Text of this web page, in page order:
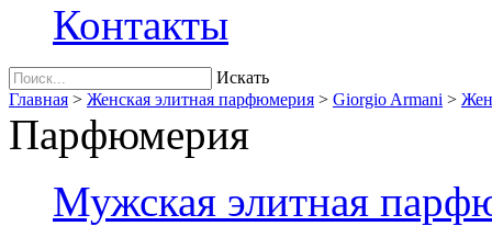
Контакты
Искать
Главная > Женская элитная парфюмерия > Giorgio Armani >
Парфюмерия
Мужская элитная